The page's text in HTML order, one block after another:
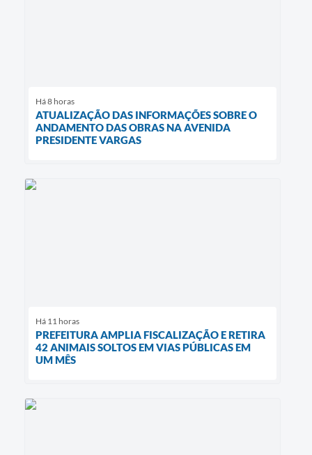
Há 8 horas
ATUALIZAÇÃO DAS INFORMAÇÕES SOBRE O
ANDAMENTO DAS OBRAS NA AVENIDA
PRESIDENTE VARGAS
Há 11 horas
PREFEITURA AMPLIA FISCALIZAÇÃO E RETIRA
42 ANIMAIS SOLTOS EM VIAS PÚBLICAS EM
UM MÊS